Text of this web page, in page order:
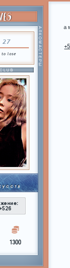
27
lose АЛКОМАСТЕРЫ
1300
а
+5